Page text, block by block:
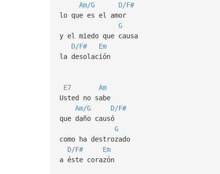
Am/G
D/F#
lo que es el amor
G
y el miedo que causa
D/F#
Em
la desolación
E7
Am
Usted no sabe
Am/G
D/F#
que daño causó
G
como ha destrozado
D/F#
Em
a éste corazón